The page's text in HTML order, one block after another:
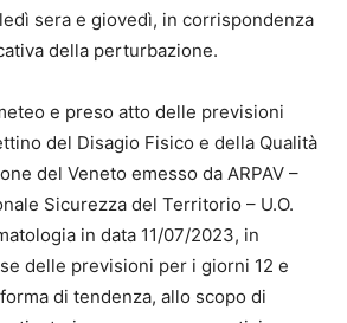
sera e giovedì, in corrispondenza
della perturbazione.
e preso atto delle previsioni
del Disagio Fisico e della Qualità
del Veneto emesso da ARPAV –
Sicurezza del Territorio – U.O.
in data 11/07/2023, in
delle previsioni per i giorni 12 e
di tendenza, allo scopo di